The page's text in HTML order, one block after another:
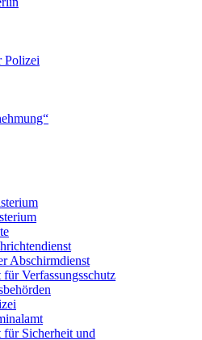
Polizei
Abschirmdienst
für Verfassungsschutz
für Sicherheit und